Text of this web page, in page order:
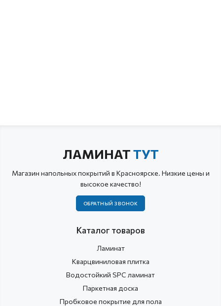
ЛАМИНАТТУТ
Магазин напольных покрытий в Красноярске. Низкие цены и
высокое качество!
ОБРАТНЫЙ ЗВОНОК
Каталог товаров
Ламинат
Кварцвиниловая плитка
Водостойкий SPC ламинат
Паркетная доска
Пробковое покрытие для пола